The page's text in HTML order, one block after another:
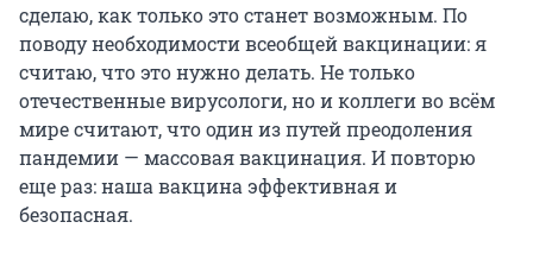
сделаю, как только это станет возможным. По
поводу необходимости всеобщей вакцинации: я
считаю, что это нужно делать. Не только
отечественные вирусологи, но и коллеги во всём
мире считают, что один из путей преодоления
пандемии — массовая вакцинация. И повторю
еще раз: наша вакцина эффективная и
безопасная.